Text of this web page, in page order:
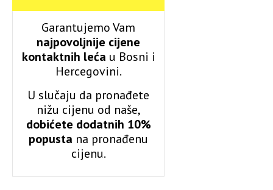
Garantujemo Vam
najpovoljnije cijene
kontaktnih leća u Bosni i
Hercegovini.
U slučaju da pronađete
nižu cijenu od naše,
dobićete dodatnih 10%
popusta na pronađenu
cijenu.